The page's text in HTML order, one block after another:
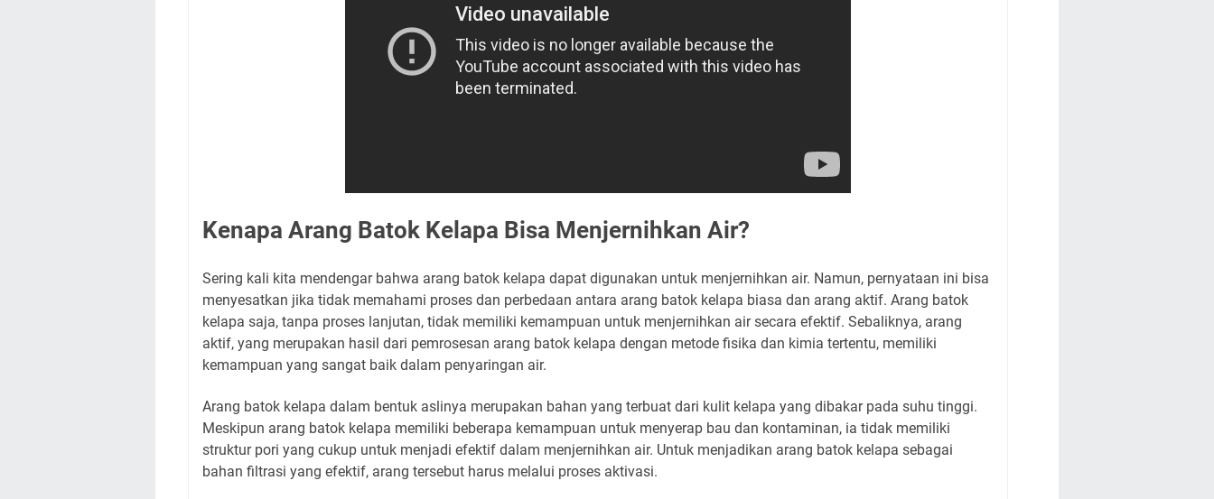
Kenapa Arang Batok Kelapa Bisa Menjernihkan Air?
Sering kali kita mendengar bahwa arang batok kelapa dapat digunakan untuk menjernihkan air. Namun, pernyataan ini bisa
menyesatkan jika tidak memahami proses dan perbedaan antara arang batok kelapa biasa dan arang aktif. Arang batok
kelapa saja, tanpa proses lanjutan, tidak memiliki kemampuan untuk menjernihkan air secara efektif. Sebaliknya, arang
aktif, yang merupakan hasil dari pemrosesan arang batok kelapa dengan metode fisika dan kimia tertentu, memiliki
kemampuan yang sangat baik dalam penyaringan air.
Arang batok kelapa dalam bentuk aslinya merupakan bahan yang terbuat dari kulit kelapa yang dibakar pada suhu tinggi.
Meskipun arang batok kelapa memiliki beberapa kemampuan untuk menyerap bau dan kontaminan, ia tidak memiliki
struktur pori yang cukup untuk menjadi efektif dalam menjernihkan air. Untuk menjadikan arang batok kelapa sebagai
bahan filtrasi yang efektif, arang tersebut harus melalui proses aktivasi.